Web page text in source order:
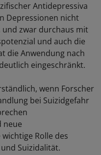
Antidepressiva
Depressionen nicht
zwar durchaus mit
und auch die
die Anwendung nach
eingeschränkt.
wenn Forscher
bei Suizidgefahr
neue
Rolle des
Suizidalität.